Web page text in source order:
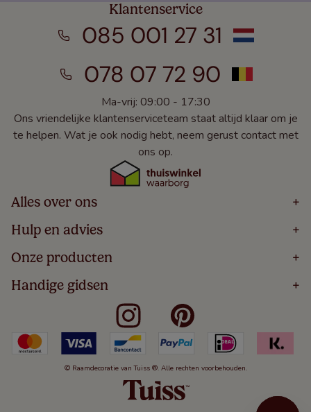
Klantenservice
085 001 27 31
078 07 72 90
Ma-vrij: 09:00 - 17:30
Ons vriendelijke klantenserviceteam staat altijd klaar om je
te helpen. Wat je ook nodig hebt, neem gerust contact met
ons op.
Alles over ons +
Home
Over
Bestellen
Winacties
Veelgestelde Vragen
Hulp en advies +
Volg Je Bestelling
Levering
5 Jaar Garantie
Algemene Voorwaarden
Kindveiligheid
Cookies
Herroepingsrecht
Onze producten +
Houten Jaloezieën
Rolgordijnen
Verticale Jaloezieën
Duo Rolgordijnen
Duo Plisségordijnen
Handige gidsen +
Meten Voor Raamdecoratie
Badkamer Raamdecoratie
Slaapkamer Raamdecoratie
Keuken Raamdecoratie
De Jaloezieën Gids
Jaloezieënwoordenboek
© Raamdecoratie van Tuiss ®. Alle rechten voorbehouden.